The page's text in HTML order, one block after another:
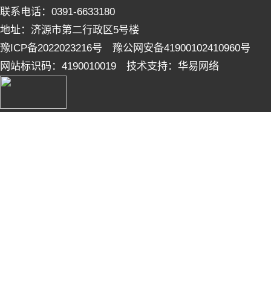
联系电话：0391-6633180
地址：济源市第二行政区5号楼
豫ICP备2022023216号 豫公网安备41900102410960号
网站标识码：4190010019 技术支持：华易网络